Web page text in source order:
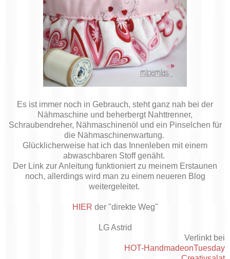
Es ist immer noch in Gebrauch, steht ganz nah bei der
Nähmaschine und beherbergt Nahttrenner,
Schraubendreher, Nähmaschinenöl und ein Pinselchen für
die Nähmaschinenwartung.
Glücklicherweise hat ich das Innenleben mit einem
abwaschbaren Stoff genäht.
Der Link zur Anleitung funktioniert zu meinem Erstaunen
noch, allerdings wird man zu einem neueren Blog
weitergeleitet.
HIER der "direkte Weg"
LG Astrid
Verlinkt bei
HOT-HandmadeonTuesday